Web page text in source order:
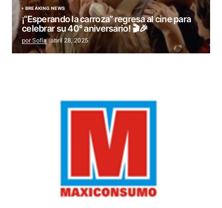
BREAKING NEWS
¡“Esperando la carroza” regresa al cine para
celebrar su 40° aniversario! 🎬🎉
por Sofía abril 28, 2025